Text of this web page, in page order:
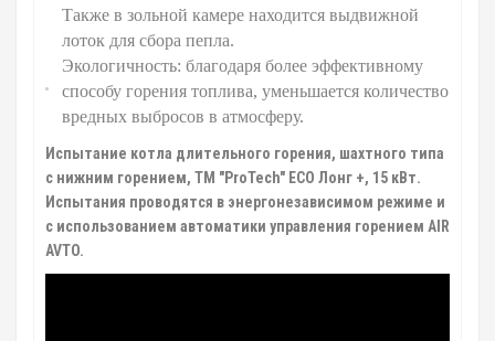
Также в зольной камере находится выдвижной
лоток для сбора пепла.
Экологичность: благодаря более эффективному
способу горения топлива, уменьшается количество
вредных выбросов в атмосферу.
Испытание котла длительного горения, шахтного типа
с нижним горением, ТМ "ProTech" ECO Лонг +, 15 кВт.
Испытания проводятся в энергонезависимом режиме и
с использованием автоматики управления горением AIR
AVTO.